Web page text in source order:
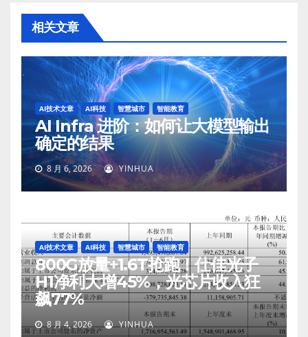
相关文章
AI技术文章 AI科技 智慧城市 智能教育
AI Infra 进阶：如何让大模型输出
确定的结果
8 月 6, 2026 YINHUA
AI技术文章 AI科技 智慧城市 智能教育
800G放量+1.6T抢跑！仕佳光子
H1净利大增45%，光芯片收入狂
飙77%
8 月 4, 2026 YINHUA